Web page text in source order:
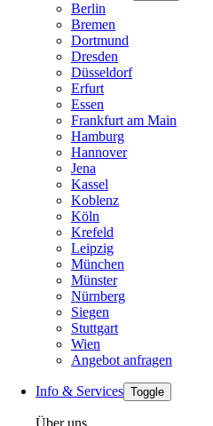
Berlin
Bremen
Dortmund
Dresden
Düsseldorf
Erfurt
Essen
Frankfurt am Main
Hamburg
Hannover
Jena
Kassel
Koblenz
Köln
Krefeld
Leipzig
München
Münster
Nürnberg
Siegen
Stuttgart
Wien
Angebot anfragen
Info & Services Toggle
Über uns